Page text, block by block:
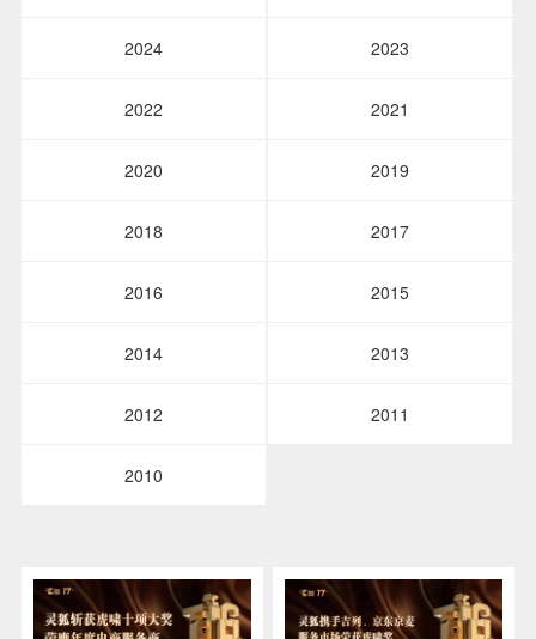
2024 2023
2022 2021
2020 2019
2018 2017
2016 2015
2014 2013
2012 2011
2010